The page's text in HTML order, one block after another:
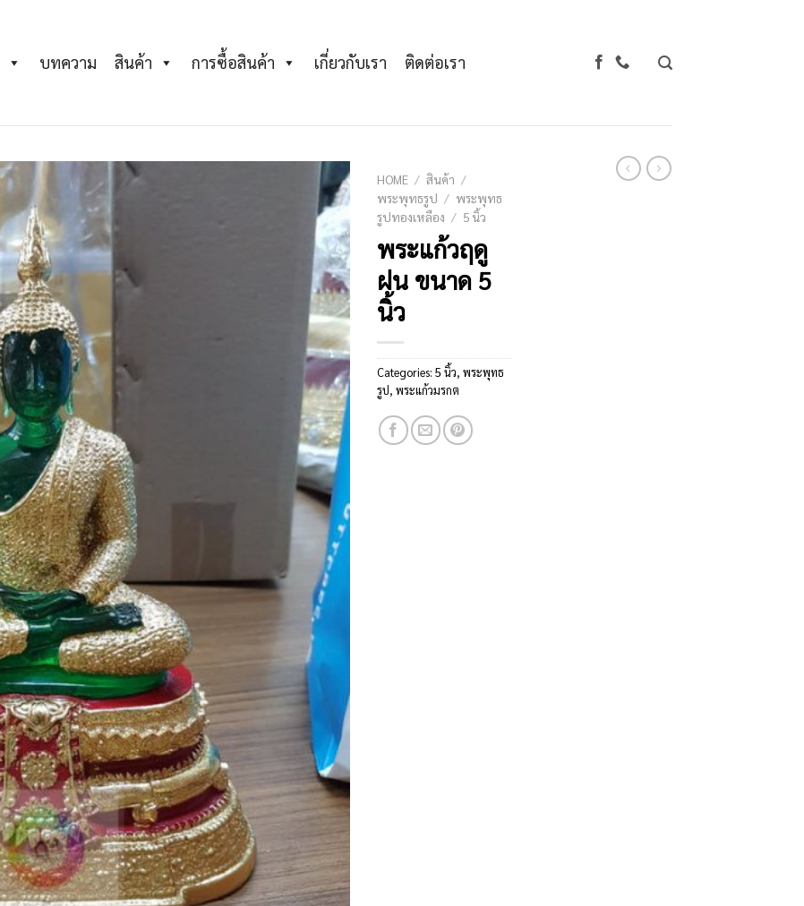
บทความ สินค้า การซื้อสินค้า เกี่ยวกับเรา ติดต่อเรา
Add to
Wishlist
HOME / สินค้า /
พระพุทธรูป / พระพุทธ
รูปทองเหลือง / 5 นิ้ว
พระแก้วฤดู
ฝน ขนาด 5
นิ้ว
Categories: 5 นิ้ว, พระพุทธ
รูป, พระแก้วมรกต